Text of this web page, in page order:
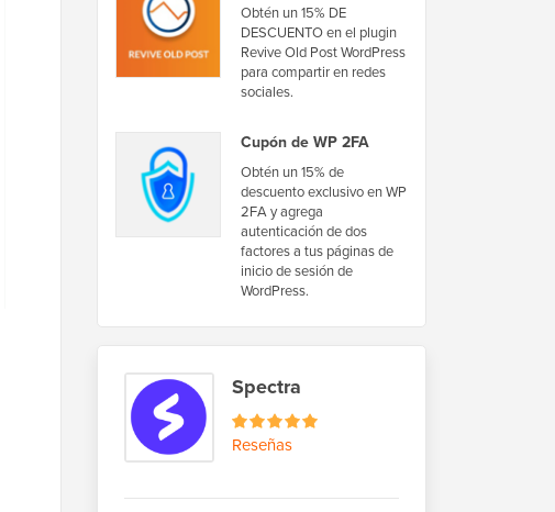
Obtén un 15% DE
DESCUENTO en el plugin
Revive Old Post WordPress
para compartir en redes
sociales.
Cupón de WP 2FA
Obtén un 15% de
descuento exclusivo en WP
2FA y agrega
autenticación de dos
factores a tus páginas de
inicio de sesión de
WordPress.
Spectra
Reseñas